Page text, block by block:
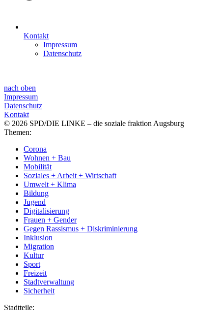
Kontakt
Impressum
Datenschutz
nach oben
Impressum
Datenschutz
Kontakt
© 2026 SPD/DIE LINKE – die soziale fraktion Augsburg
Themen:
Corona
Wohnen + Bau
Mobilität
Soziales + Arbeit + Wirtschaft
Umwelt + Klima
Bildung
Jugend
Digitalisierung
Frauen + Gender
Gegen Rassismus + Diskriminierung
Inklusion
Migration
Kultur
Sport
Freizeit
Stadtverwaltung
Sicherheit
Stadtteile: